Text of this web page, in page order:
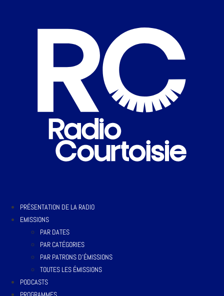
PRÉSENTATION DE LA RADIO
EMISSIONS
PAR DATES
PAR CATÉGORIES
PAR PATRONS D’ÉMISSIONS
TOUTES LES ÉMISSIONS
PODCASTS